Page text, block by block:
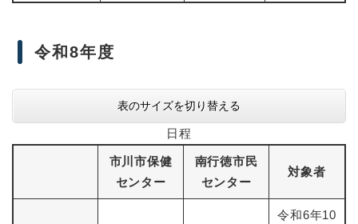
令和8年度
表のサイズを切り替える
日程
市川市保健
センター
南行徳市民
センター
対象者
令和6年10